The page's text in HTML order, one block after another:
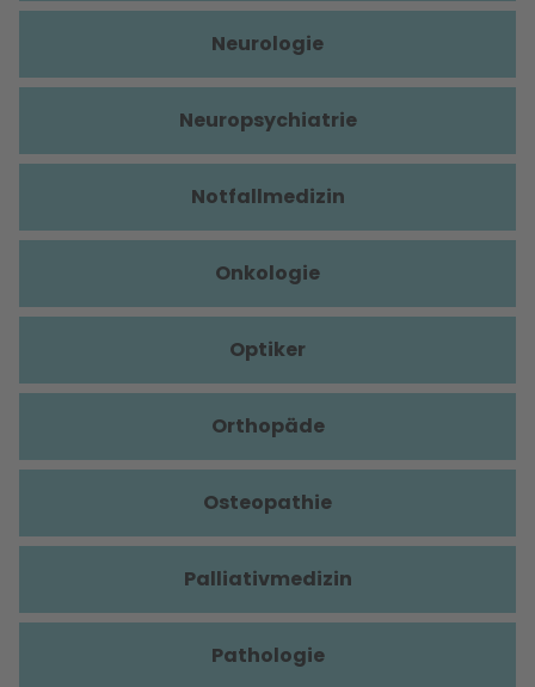
Neurologie
Neuropsychiatrie
Notfallmedizin
Onkologie
Optiker
Orthopäde
Osteopathie
Palliativmedizin
Pathologie